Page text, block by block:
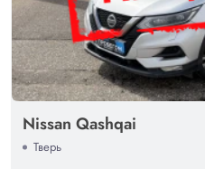
Nissan Qashqai
Тверь